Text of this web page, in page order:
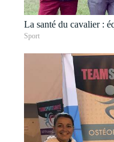
La santé du cavalier :
Sport